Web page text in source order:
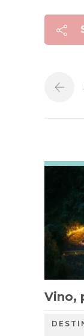
Vino,